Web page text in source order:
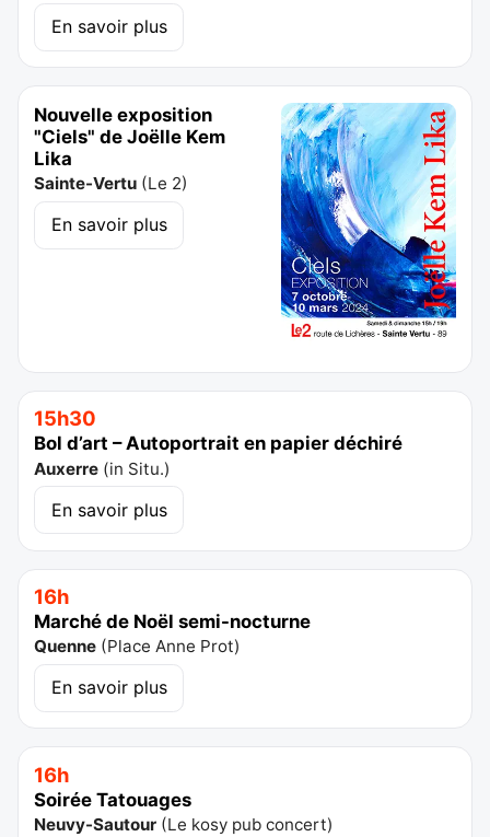
En savoir plus
Nouvelle exposition
"Ciels" de Joëlle Kem
Lika
Sainte-Vertu (Le 2)
En savoir plus
15h30
Bol d’art – Autoportrait en papier déchiré
Auxerre (in Situ.)
En savoir plus
16h
Marché de Noël semi-nocturne
Quenne (Place Anne Prot)
En savoir plus
16h
Soirée Tatouages
Neuvy-Sautour (Le kosy pub concert)